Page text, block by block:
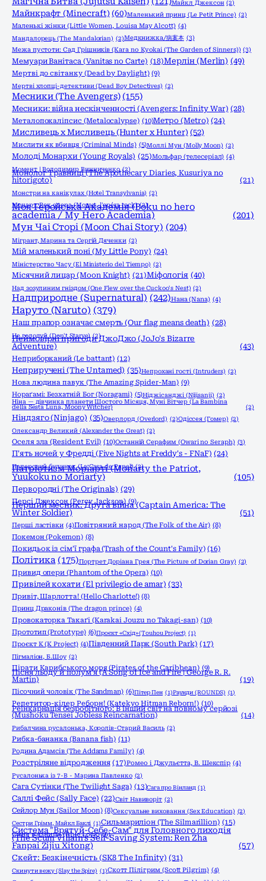
Майкл Джексон (2)
Майнкрафт (Minecraft) (60)Маленький принц (Le Petit Prince) (2)
Маленькі жінки (Little Women, Louisa May Alcott) (4)
Мандалорець (The Mandalorian) (2)Медкнижка/病案本 (3)
Межа пустоти: Сад Грішників (Kara no Kyokai (The Garden of Sinners)) (3)
Мемуари Ванітаса (Vanitas no Carte) (18)Мерлін (Merlin) (49)
Мертві до світанку (Dead by Daylight) (9)
Мертві хлопці-детективи (Dead Boy Detectives) (2)
Месники (The Avengers) (155)
Месники: війна нескінченності (Avengers: Infinity War) (28)
Металопокаліпсис (Metalocalypse) (10)Метро (Metro) (24)
Мисливець х Мисливець (Hunter x Hunter) (52)
Мислити як вбивця (Criminal Minds) (5)Моллі Мун (Molly Moon) (2)
Молоді Монархи (Young Royals) (25)Мольфар (телесеріал) (4)
Момент | Володимир Винниченко (2)
Монолог Травниці (The Apothecary Diaries, Kusuriya no
hitorigoto)
(21)
Монстри на канікулах (Hotel Transylvania) (2)
Моцарт. Рок опера (Mozart, l'opéra rock) (2)
Моя Геройська Академія (Boku no hero
academia / My Hero Academia)
(201)
Мун Чаі Сторі (Moon Chai Story) (204)
Мігрант, Марина та Сергій Дяченки (2)
Мій маленький поні (My Little Pony) (24)
Міністерство Часу (El Ministerio del Tiempo) (2)
Місячний лицар (Moon Knight) (21)Міфологія (40)
Над зозулиним гніздом (One Flew over the Cuckoo's Nest) (2)
Надприродне (Supernatural) (242)Нана (Nana) (4)
Наруто (Naruto) (379)
Наш прапор означає смерть (Our flag means death) (28)
Не голодуй (Don't Starve) (2)
Неймовірні пригоди ДжоДжо (JoJo's Bizarre
Adventure)
(43)
Неприборканий (Le battant) (12)
Неприручені (The Untamed) (35)Непрохані гості (Intruders) (2)
Нова людина павук (The Amazing Spider-Man) (9)
Нораґамі: Безхатній Бог (Noragami) (5)Ніджісанджі (Nijisanji) (2)
Ніна — дівчинка планети Шостого Місяця, Муні Вітчер (La Bambina
della Sesta Luna, Moony Witcher)
(2)
Ніндзяго (Ninjago) (35)Оверлорд (Overlord) (2)Одіссея (Гомер) (2)
Олександр Великий (Alexander the Great) (2)
Оселя зла (Resident Evil) (10)Останній Серафим (Owari no Seraph) (3)
П'ять ночей у Фредді (Five Nights at Freddy's - FNaF) (24)
Паперовий будинок (La Casa de Papel) (2)
Патріотизм Моріарті (Moriarty the Patriot,
Yuukoku no Moriarty)
(105)
Первородні (The Originals) (29)
Персі Джексон (Percy Jackson) (9)
Перший месник: Друга війна (Captain America: The
Winter Soldier)
(51)
Перші ластівки (4)Повітряний народ (The Folk of the Air) (8)
Покемон (Pokemon) (8)
Покидьок із сім'ї графа (Trash of the Count's Family) (16)
Політика (175)Портрет Доріана Грея (The Picture of Dorian Gray) (2)
Привид опери (Phantom of the Opera) (10)
Привілей кохати (El privilegio de amar) (33)
Привіт, Шарлотта! (Hello Charlotte!) (8)
Принц Драконів (The dragon prince) (4)
Провокаторка Такаґі (Karakai Jouzu no Takagi-san) (10)
Прототип (Prototype) (6)Проєкт «Схід» (Touhou Project) (1)
Проєкт К (K Project) (4)Південний Парк (South Park) (17)
Пігмаліон, Б.Шоу (2)
Пірати Карибського моря (Pirates of the Caribbean) (9)
Пісня льоду й полум'я (A Song of Ice and Fire | George R. R.
Martin)
(19)
Пісочний чоловік (The Sandman) (6)Пітер Пен (1)Раунди (ROUNDS) (1)
Репетитор-кілер Реборн! (Katekyo Hitman Reborn!) (10)
Реінкарнація безробітного: В інший світ на повному серйозі
(Mushoku Tensei Jobless Reincarnation) (14)
Рибалчина русалонька, Королів-Старий Василь (2)
Рибка-бананка (Banana fish) (11)
Родина Адамсів (The Addams Family) (4)
Розстріляне відродження (17)Ромео і Джульєтта, В. Шекспір (4)
Русалонька із 7-В - Марина Павленко (2)
Сага Сутінки (The Twilight Saga) (13)Сага про Вінланд (1)
Саллі Фейс (Sally Face) (22)Світ Навиворіт (2)
Сейлор Мун (Sailor Moon) (8)Сексуальне виховання (Sex Education) (2)
Сестри Грімм, Майкл Баклі (1)Сильмариліон (The Silmarillion) (15)
Синя в'язниця (Blue Lock) (6)
Система "Врятуй-Себе-Сам" для Головного лиходія
(The Scum Villain's Self-Saving System: Ren Zha
Fanpai Zijiu Xitong)
(57)
Скейт: Безкінечність (SK8 The Infinity) (31)
Скинути вежу (Slay the Spire) (1)Скотт Пілігрим (Scott Pilgrim) (4)